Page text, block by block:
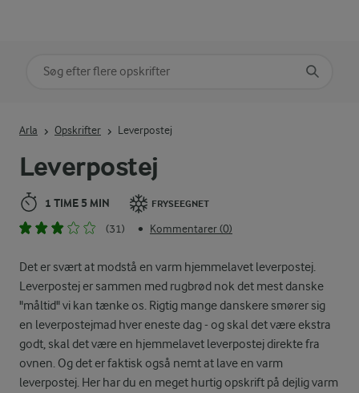
Leverpostej
1 TIME 5 MIN FRYSEEGNET
(31) • Kommentarer (0)
Det er svært at modstå en varm hjemmelavet leverpostej.
Leverpostej er sammen med rugbrød nok det mest danske
"måltid" vi kan tænke os. Rigtig mange danskere smører sig
en leverpostejmad hver eneste dag - og skal det være ekstra
godt, skal det være en hjemmelavet leverpostej direkte fra
ovnen. Og det er faktisk også nemt at lave en varm
leverpostej. Her har du en meget hurtig opskrift på dejlig varm
Arla Opskrifter Leverpostej
Søg på kategori